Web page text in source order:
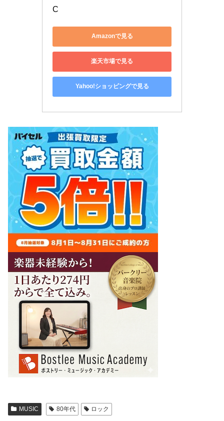
C
Amazonで見る
楽天市場で見る
Yahoo!ショッピングで見る
MUSIC 80年代 ロック